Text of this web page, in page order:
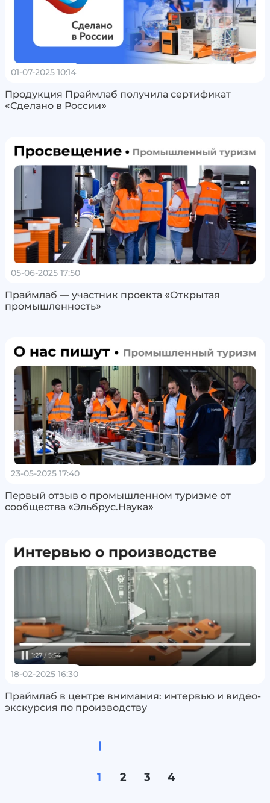
01-07-2025 10:14
Продукция Праймлаб получила сертификат
«Сделано в России»
05-06-2025 17:50
Праймлаб — участник проекта «Открытая
промышленность»
23-05-2025 17:40
Первый отзыв о промышленном туризме от
сообщества «Эльбрус.Наука»
18-02-2025 16:30
Праймлаб в центре внимания: интервью и видео-
экскурсия по производству
1 2 3 4